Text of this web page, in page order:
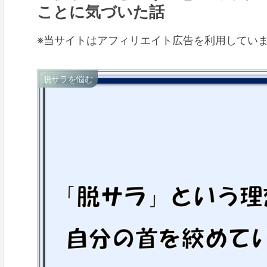
ことに気づいた話
※当サイトはアフィリエイト広告を利用してい
脱サラを悩む